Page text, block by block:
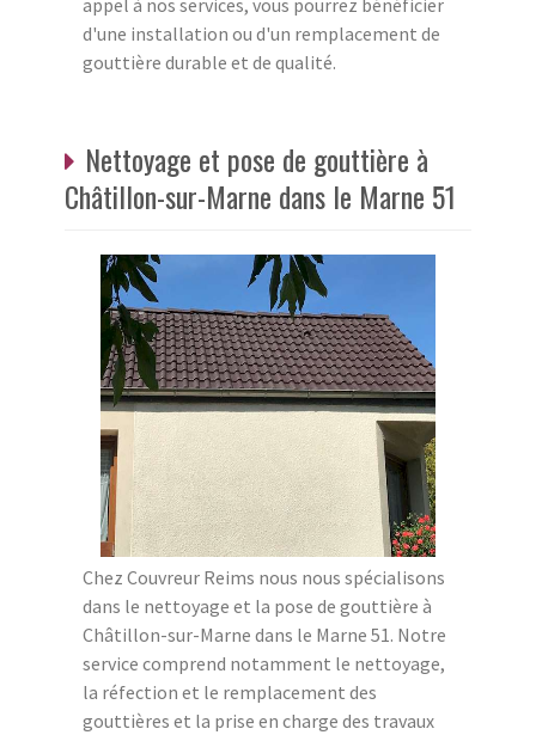
appel à nos services, vous pourrez bénéficier
d'une installation ou d'un remplacement de
gouttière durable et de qualité.
Nettoyage et pose de gouttière à
Châtillon-sur-Marne dans le Marne 51
Chez Couvreur Reims nous nous spécialisons
dans le nettoyage et la pose de gouttière à
Châtillon-sur-Marne dans le Marne 51. Notre
service comprend notamment le nettoyage,
la réfection et le remplacement des
gouttières et la prise en charge des travaux